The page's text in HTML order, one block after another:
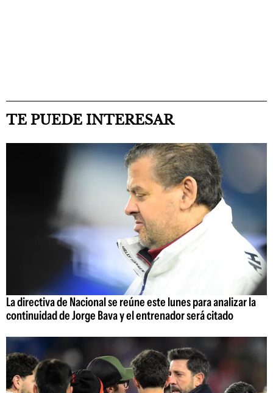
TE PUEDE INTERESAR
La directiva de Nacional se reúne este lunes para analizar la
continuidad de Jorge Bava y el entrenador será citado